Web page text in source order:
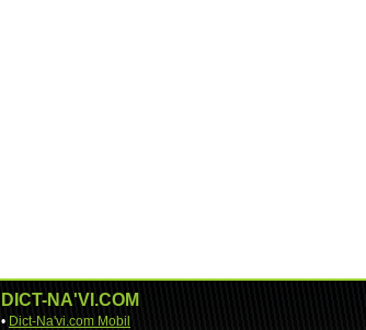
DICT-NA'VI.COM
• Dict-Na'vi.com Mobil